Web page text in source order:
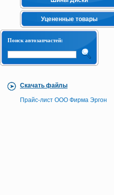
Уцененные товары
Поиск автозапчастей:
Скачать файлы
Прайс-лист ООО Фирма Эргон